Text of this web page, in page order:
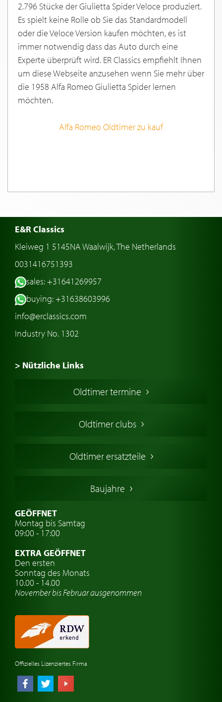
2.796 Stücke der Giulietta Spider Veloce produziert.
Es spielt keine Rolle ob Sie das Standardmodell
oder die Veloce Version kaufen möchten, es ist
immer notwendig dass das Auto durch eine
Experte überprüft wird. ER Classics empfiehlt Ihnen
um diese Webseite anzusehen wenn Sie mehr über
die 1958 Alfa Romeo Giulietta Spider lernen
möchten.
Alfa Romeo Oldtimer zu kauf
E&R Classics
Kleiweg 1 5145NA Waalwijk, The Netherlands
0031416751393
sales: +31641269957
buying: +31638603996
info@erclassics.com
Industry No. 1302
> Nützliche Links
Oldtimers in Europa
Englische Oldtimer
Deutsche Oldtimer
Schwedische Oldtimer
Oldtimer mit h-kennzeichen
Auto Oldtimer Markt
Oldtimer-Versicherung
Oldtimer-Clubs
Oldtimer-Reisen
Automarken uhren
Oldtimer termine
Oldtimer clubs
Oldtimer ersatzteile
Baujahre
GEÖFFNET
Montag bis Samtag
09:00 - 17:00
EXTRA GEÖFFNET
Den ersten
Sonntag des Monats
10.00 - 14.00
November bis Februar ausgenommen
Offizielles Lizenziertes Firma